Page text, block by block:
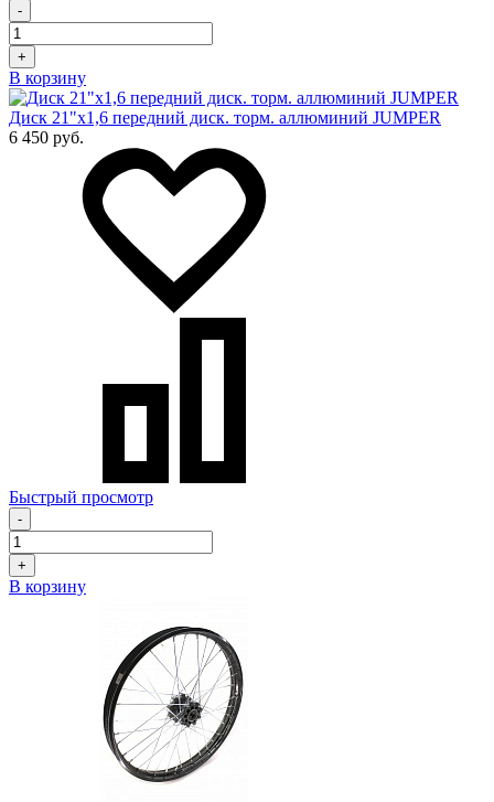
-
+
В корзину
Диск 21"х1,6 передний диск. торм. аллюминий JUMPER
6 450 руб.
Быстрый просмотр
-
+
В корзину